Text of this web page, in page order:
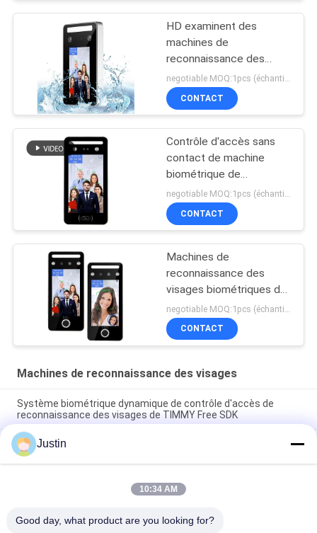
extérieur
HD examinent des
machines de
reconnaissance des
visages de 5 pouces que
l'AI a basé Live Smart
Access Control
CONTACT
Contrôle d'accès sans
contact de machine
biométrique de
reconnaissance des
visages de système
Linux
CONTACT
Machines de
reconnaissance des
visages biométriques de
système d'assistance de
temps de WiFi HD 720P
CONTACT
Machines de reconnaissance des visages
Système biométrique dynamique de contrôle d'accès de
reconnaissance des visages de TIMMY Free SDK
Système dynamique de contrôle d'accès d'assistance de
temps de RoHS de 5,0 de pouce machines de reconnaissance
des visages
Système de contrôle d'accès de Face Recognition Door de
Justin
10:34 AM
Good day, what product are you looking for?